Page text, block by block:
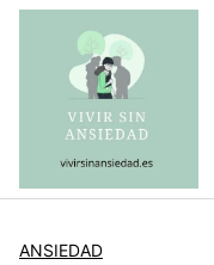
Saltar
contenido
ANSIEDAD